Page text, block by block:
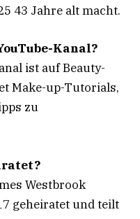
43 Jahre alt macht.
Kanal?
ist auf Beauty-
Make-up-Tutorials,
zu
Westbrook
geheiratet und teilt